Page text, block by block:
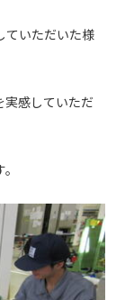
ていただいた様
実感していただ